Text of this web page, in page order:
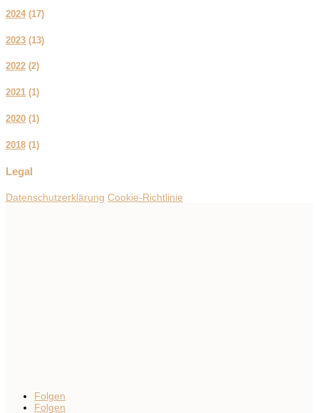
2024 (17)
2023 (13)
2022 (2)
2021 (1)
2020 (1)
2018 (1)
Legal
Datenschutzerklärung Cookie-Richtlinie
Folgen
Folgen